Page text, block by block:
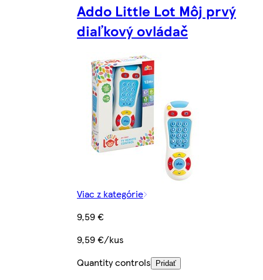
Addo Little Lot Môj prvý
diaľkový ovládač
Viac z kategórie
9,59 €
9,59 €/kus
Quantity controls
Pridať